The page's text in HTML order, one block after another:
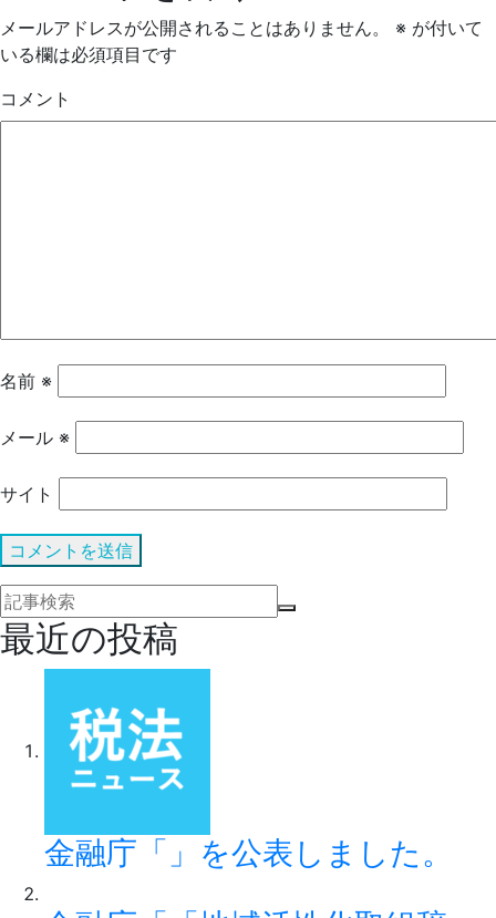
メールアドレスが公開されることはありません。 ※ が付いて
いる欄は必須項目です
コメント
名前 ※
メール ※
サイト
最近の投稿
金融庁「」を公表しました。